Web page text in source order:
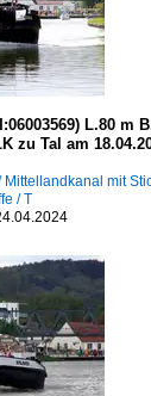
L.80 m
zu Tal am
Mittellandkanal mit
/ T